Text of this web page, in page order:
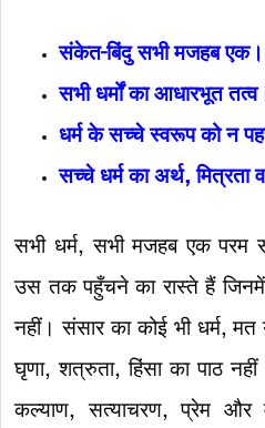
संकेत–बिंदुसभीमजहबएक।
सभीधर्मोंकाआधारभूत
धर्मकेसच्चेस्वरूपकोन
सच्चेधर्मकाअर्थ,मित्रताव
सभी धर्म, सभी मजहब एक
उस तक पहुँचने का रास्ते हैं जिनमें
नहीं। संसार का कोई भी धर्म, मत
घृणा, शत्रुता, हिंसा का पाठ
कल्याण, सत्याचरण, प्रेम और